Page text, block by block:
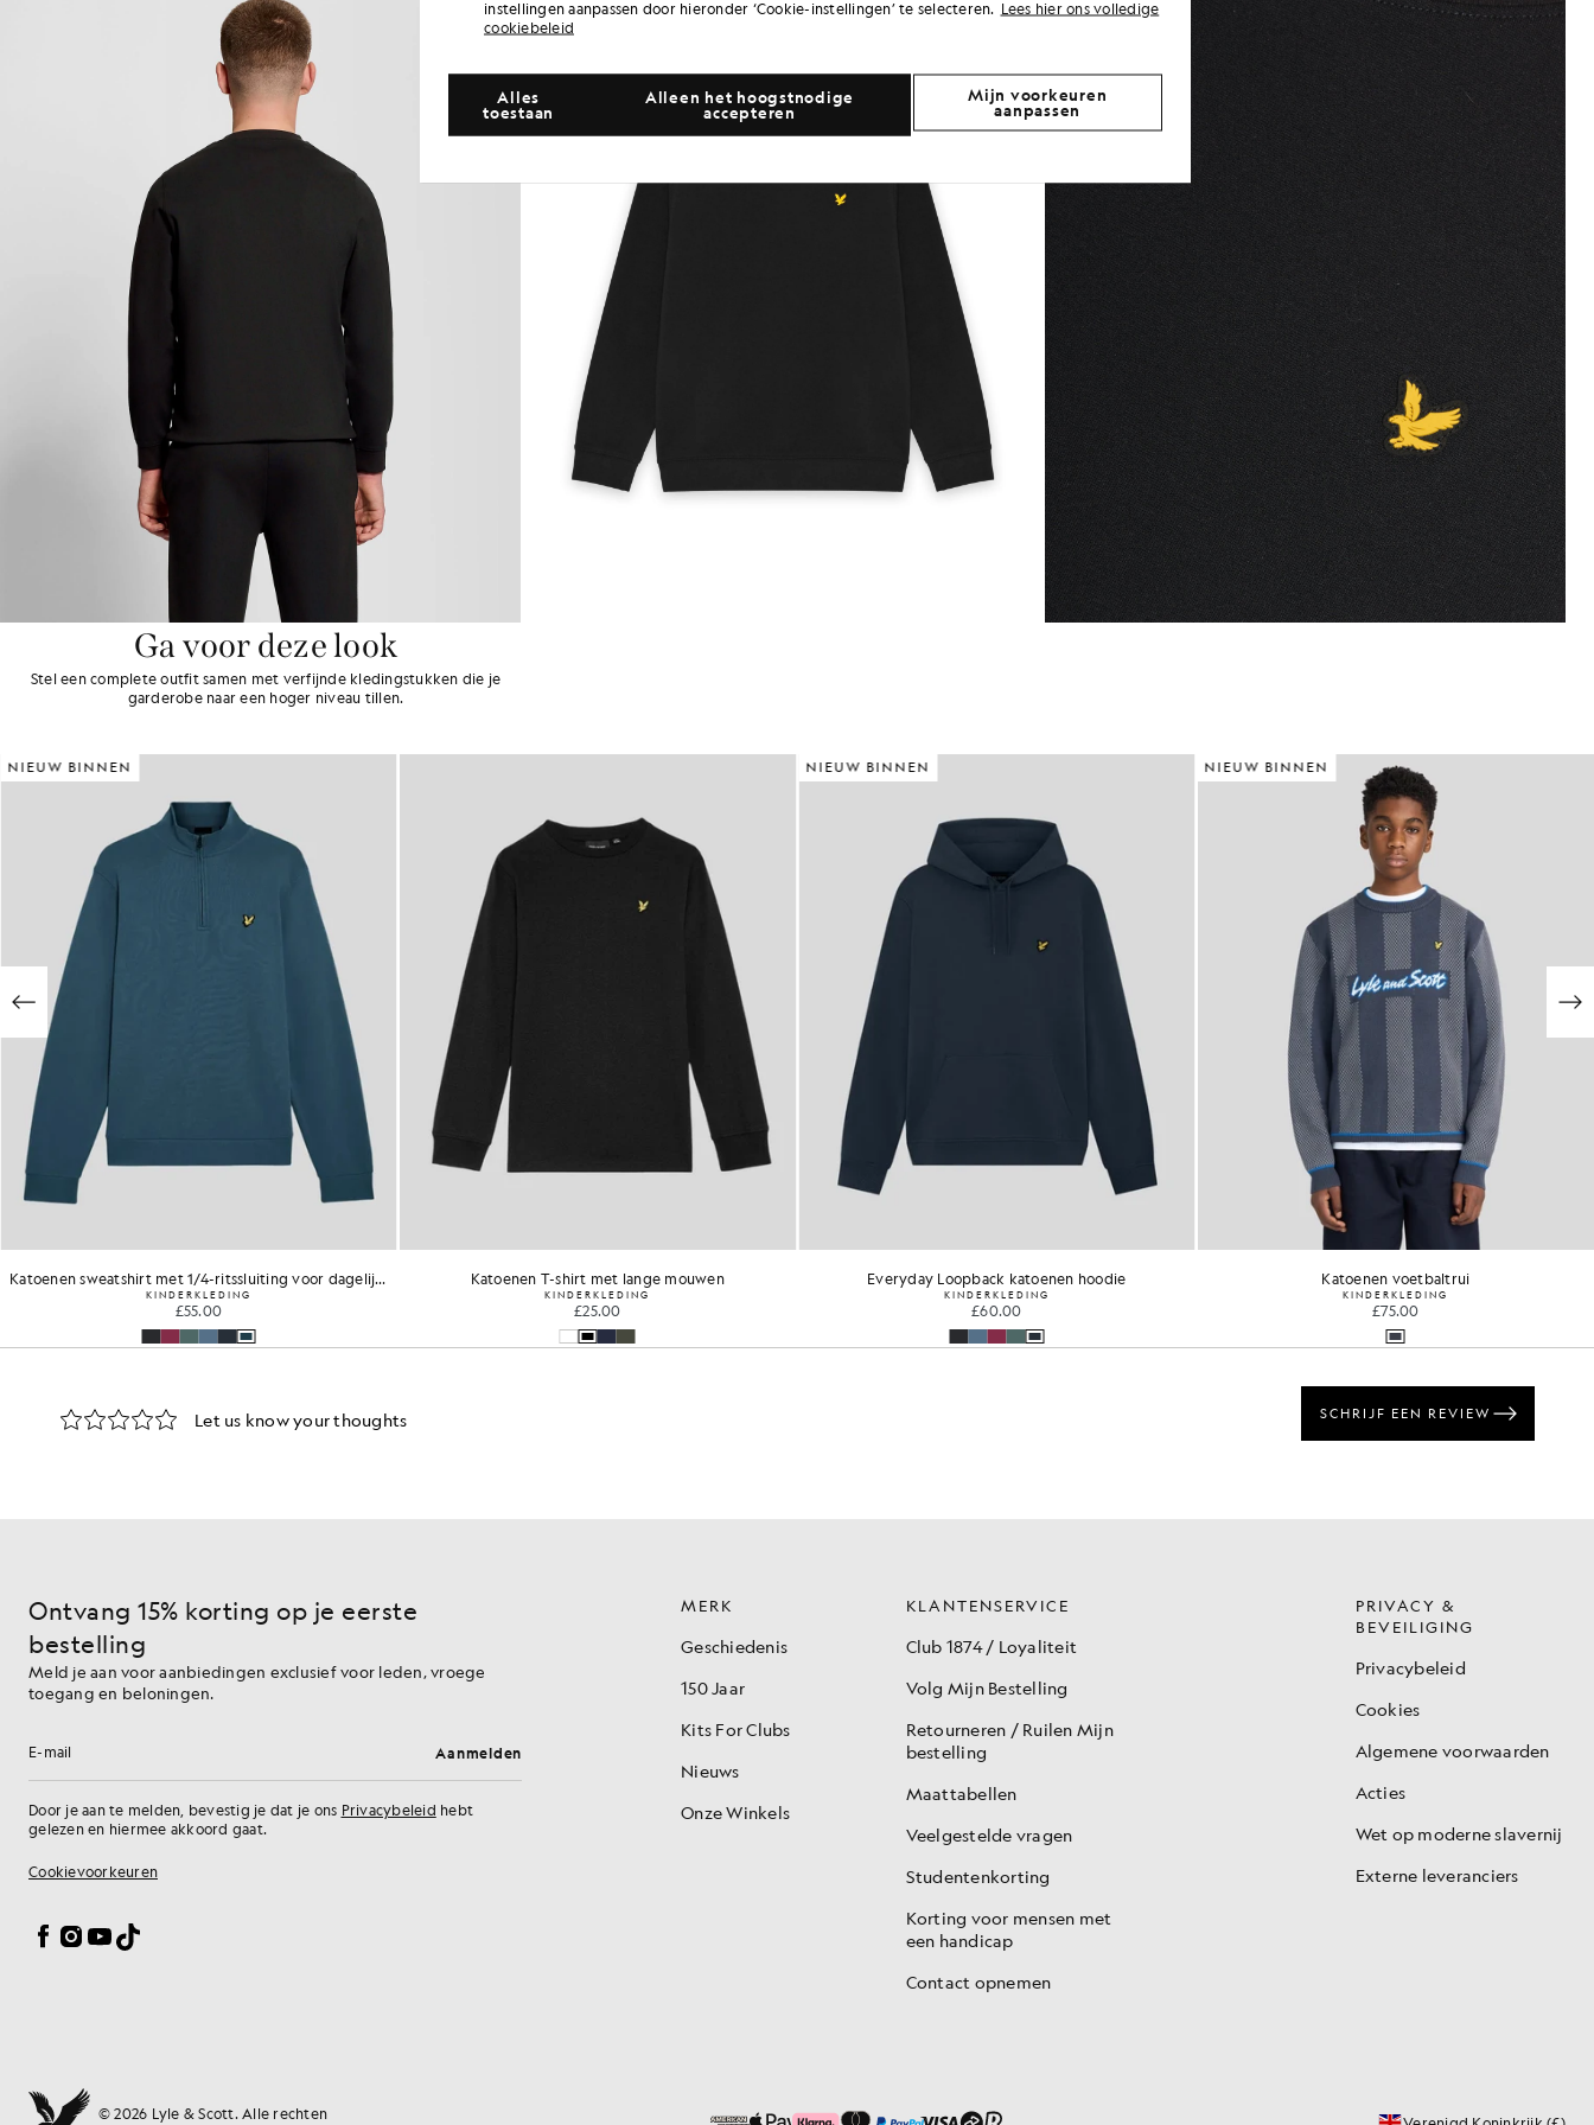
Ga voor deze look
Stel een complete outfit samen met verfijnde kledingstukken die je
garderobe naar een hoger niveau tillen.
NIEUW BINNEN
Katoenen sweatshirt met 1/4-ritssluiting voor dagelijks gebruik
KINDERKLEDING
£55.00
Katoenen T-shirt met lange mouwen
KINDERKLEDING
£25.00
NIEUW BINNEN
Everyday Loopback katoenen hoodie
KINDERKLEDING
£60.00
NIEUW BINNEN
Katoenen voetbaltrui
KINDERKLEDING
£75.00
Ontvang 15% korting op je eerste
bestelling
Meld je aan voor aanbiedingen exclusief voor leden, vroege
toegang en beloningen.
E-mailadres Aanmelden
Door je aan te melden, bevestig je dat je ons Privacybeleid hebt
gelezen en hiermee akkoord gaat.
Cookievoorkeuren
Facebook
Instagram
YouTube
TikTok
MERK
Geschiedenis
150 Jaar
Kits For Clubs
Nieuws
Onze Winkels
KLANTENSERVICE
Club 1874 / Loyaliteit
Volg Mijn Bestelling
Retourneren / Ruilen Mijn
bestelling
Maattabellen
Veelgestelde vragen
Studentenkorting
Korting voor mensen met
een handicap
Contact opnemen
PRIVACY &
BEVEILIGING
Privacybeleid
Cookies
Algemene voorwaarden
Acties
Wet op moderne slavernij
Externe leveranciers
© 2026 Lyle & Scott. Alle rechten
instellingen aanpassen door hieronder ‘Cookie-instellingen’ te selecteren.
Lees hier ons volledige
cookiebeleid
Alleen het hoogstnodige
accepteren
Alles
toestaan
Mijn voorkeuren
aanpassen